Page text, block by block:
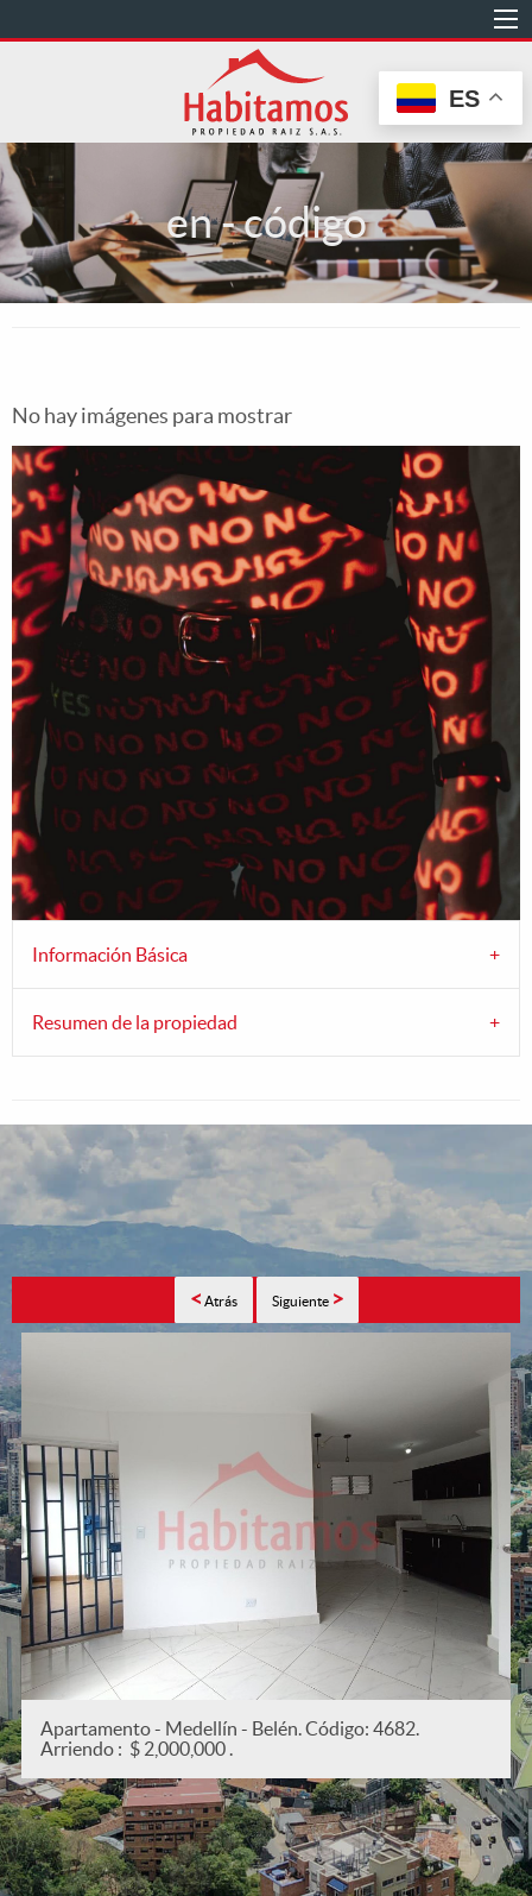
al
en - código
No hay imágenes para mostrar
Información Básica
Resumen de la propiedad
< Atrás Siguiente >
Apartamento - Medellín - San Joaquín. Código:
Arriendo : $ 2,200,000 .
ES